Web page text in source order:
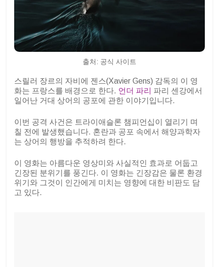
출처: 공식 사이트
스릴러 장르의 자비에 젠스(Xavier Gens) 감독의 이 영
화는 프랑스를 배경으로 한다. 언더 파리 파리 센강에서
일어난 거대 상어의 공포에 관한 이야기입니다.
이번 공격 사건은 트라이애슬론 챔피언십이 열리기 며
칠 전에 발생했습니다. 혼란과 공포 속에서 해양과학자
는 상어의 행방을 추적하려 한다.
이 영화는 아름다운 영상미와 사실적인 효과로 어둡고
긴장된 분위기를 풍긴다. 이 영화는 긴장감은 물론 환경
위기와 그것이 인간에게 미치는 영향에 대한 비판도 담
고 있다.